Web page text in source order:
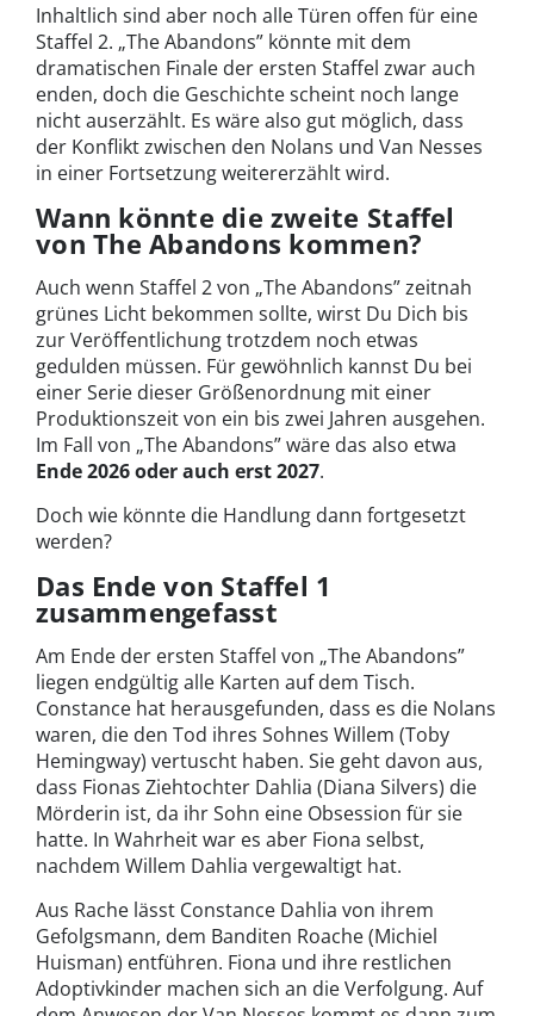
Inhaltlich sind aber noch alle Türen offen für eine
Staffel 2. „The Abandons” könnte mit dem
dramatischen Finale der ersten Staffel zwar auch
enden, doch die Geschichte scheint noch lange
nicht auserzählt. Es wäre also gut möglich, dass
der Konflikt zwischen den Nolans und Van Nesses
in einer Fortsetzung weitererzählt wird.
Wann könnte die zweite Staffel
von The Abandons kommen?
Auch wenn Staffel 2 von „The Abandons” zeitnah
grünes Licht bekommen sollte, wirst Du Dich bis
zur Veröffentlichung trotzdem noch etwas
gedulden müssen. Für gewöhnlich kannst Du bei
einer Serie dieser Größenordnung mit einer
Produktionszeit von ein bis zwei Jahren ausgehen.
Im Fall von „The Abandons” wäre das also etwa
Ende 2026 oder auch erst 2027.
Doch wie könnte die Handlung dann fortgesetzt
werden?
Das Ende von Staffel 1
zusammengefasst
Am Ende der ersten Staffel von „The Abandons”
liegen endgültig alle Karten auf dem Tisch.
Constance hat herausgefunden, dass es die Nolans
waren, die den Tod ihres Sohnes Willem (Toby
Hemingway) vertuscht haben. Sie geht davon aus,
dass Fionas Ziehtochter Dahlia (Diana Silvers) die
Mörderin ist, da ihr Sohn eine Obsession für sie
hatte. In Wahrheit war es aber Fiona selbst,
nachdem Willem Dahlia vergewaltigt hat.
Aus Rache lässt Constance Dahlia von ihrem
Gefolgsmann, dem Banditen Roache (Michiel
Huisman) entführen. Fiona und ihre restlichen
Adoptivkinder machen sich an die Verfolgung. Auf